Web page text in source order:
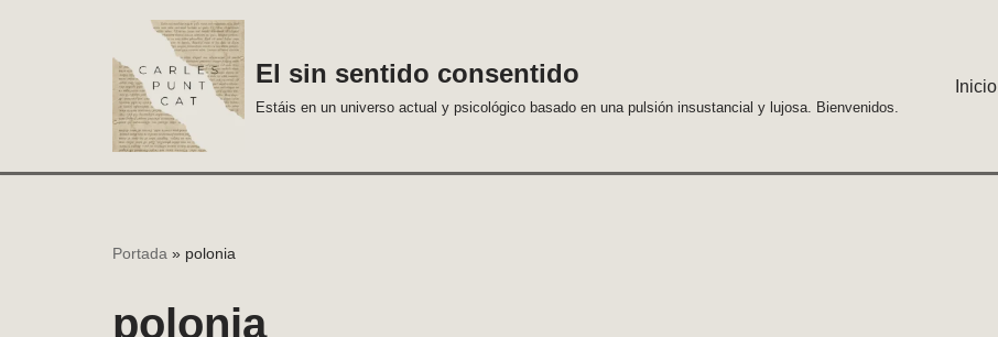
El sin sentido consentido
Estáis en un universo actual y psicológico basado en una pulsión insustancial y lujosa. Bienvenidos.
Inicio
Portada » polonia
polonia